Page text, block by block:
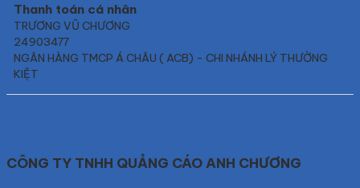
Thanh toán cá nhân
TRƯƠNG VŨ CHƯƠNG
24903477
NGÂN HÀNG TMCP Á CHÂU ( ACB) - CHI NHÁNH LÝ THƯỜNG
KIỆT
CÔNG TY TNHH QUẢNG CÁO ANH CHƯƠNG